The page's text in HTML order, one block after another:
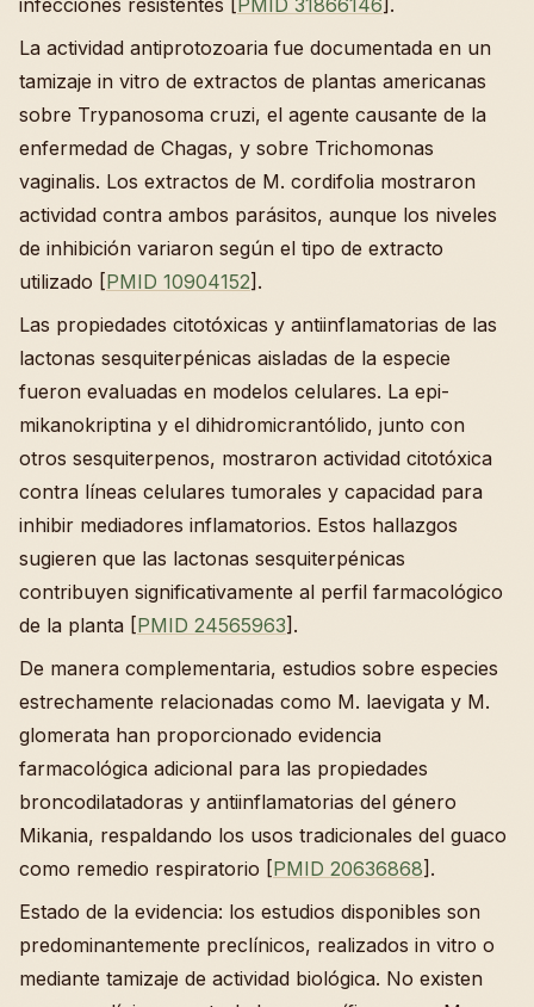
infecciones resistentes [PMID 31866146].
La actividad antiprotozoaria fue documentada en un
tamizaje in vitro de extractos de plantas americanas
sobre Trypanosoma cruzi, el agente causante de la
enfermedad de Chagas, y sobre Trichomonas
vaginalis. Los extractos de M. cordifolia mostraron
actividad contra ambos parásitos, aunque los niveles
de inhibición variaron según el tipo de extracto
utilizado [PMID 10904152].
Las propiedades citotóxicas y antiinflamatorias de las
lactonas sesquiterpénicas aisladas de la especie
fueron evaluadas en modelos celulares. La epi-
mikanokriptina y el dihidromicrantólido, junto con
otros sesquiterpenos, mostraron actividad citotóxica
contra líneas celulares tumorales y capacidad para
inhibir mediadores inflamatorios. Estos hallazgos
sugieren que las lactonas sesquiterpénicas
contribuyen significativamente al perfil farmacológico
de la planta [PMID 24565963].
De manera complementaria, estudios sobre especies
estrechamente relacionadas como M. laevigata y M.
glomerata han proporcionado evidencia
farmacológica adicional para las propiedades
broncodilatadoras y antiinflamatorias del género
Mikania, respaldando los usos tradicionales del guaco
como remedio respiratorio [PMID 20636868].
Estado de la evidencia: los estudios disponibles son
predominantemente preclínicos, realizados in vitro o
mediante tamizaje de actividad biológica. No existen